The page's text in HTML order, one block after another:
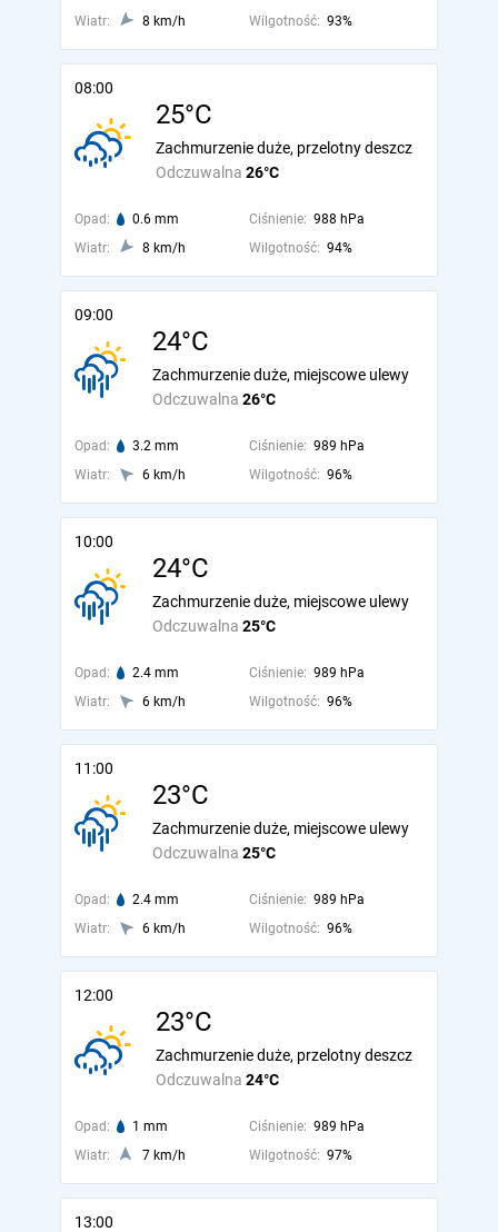
Wiatr: 8 km/h Wilgotność: 93%
08:00
25°C
Odczuwalna 26°C
Zachmurzenie duże, przelotny deszcz
Opad: 0.6 mm Ciśnienie: 988 hPa
Wiatr:
8 km/h Wilgotność: 94%
09:00
24°C
Odczuwalna 26°C
Zachmurzenie duże, miejscowe ulewy
Opad: 3.2 mm Ciśnienie: 989 hPa
Wiatr:
6 km/h Wilgotność: 96%
10:00
24°C
Odczuwalna 25°C
Zachmurzenie duże, miejscowe ulewy
Opad: 2.4 mm Ciśnienie: 989 hPa
Wiatr:
6 km/h Wilgotność: 96%
11:00
23°C
Odczuwalna 25°C
Zachmurzenie duże, miejscowe ulewy
Opad: 2.4 mm Ciśnienie: 989 hPa
Wiatr:
6 km/h Wilgotność: 96%
12:00
23°C
Odczuwalna 24°C
Zachmurzenie duże, przelotny deszcz
Opad: 1 mm Ciśnienie: 989 hPa
Wiatr:
7 km/h Wilgotność: 97%
13:00